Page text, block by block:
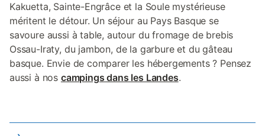
Kakuetta, Sainte-Engrâce et la Soule mystérieuse
méritent le détour. Un séjour au Pays Basque se
savoure aussi à table, autour du fromage de brebis
Ossau-Iraty, du jambon, de la garbure et du gâteau
basque. Envie de comparer les hébergements ? Pensez
aussi à nos campings dans les Landes.